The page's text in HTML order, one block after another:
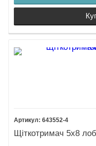
643552-4
Щіткотримач 5х8